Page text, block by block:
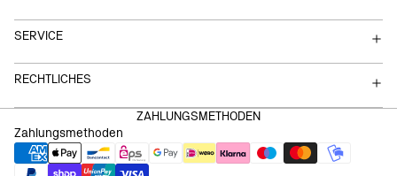
SERVICE
RECHTLICHES
ZAHLUNGSMETHODEN
Zahlungsmethoden